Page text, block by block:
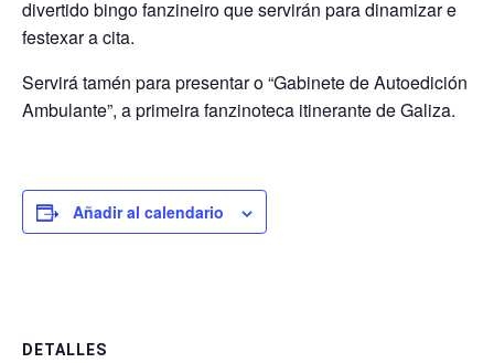
divertido bingo fanzineiro que servirán para dinamizar e
festexar a cita.
Servirá tamén para presentar o “Gabinete de Autoedición
Ambulante”, a primeira fanzinoteca itinerante de Galiza.
Añadir al calendario
DETALLES